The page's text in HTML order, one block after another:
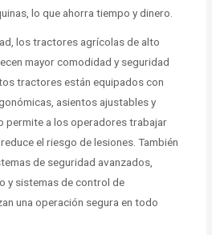
lo que ahorra tiempo y dinero.
los tractores agrícolas de alto
mayor comodidad y seguridad
tractores están equipados con
asientos ajustables y
permite a los operadores trabajar
el riesgo de lesiones. También
de seguridad avanzados,
y sistemas de control de
una operación segura en todo